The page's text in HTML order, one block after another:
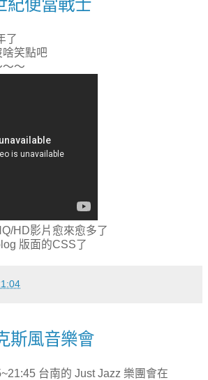
紀便當戰士
了
啥笑點吧
～
HD影片愈來愈多了
版面的CSS了
斯風音樂會
台南的 Just Jazz 樂團會在